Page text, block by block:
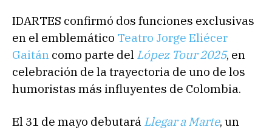
IDARTES confirmó dos funciones exclusivas
en el emblemático Teatro Jorge Eliécer
Gaitán como parte del López Tour 2025, en
celebración de la trayectoria de uno de los
humoristas más influyentes de Colombia.
El 31 de mayo debutará Llegar a Marte, un